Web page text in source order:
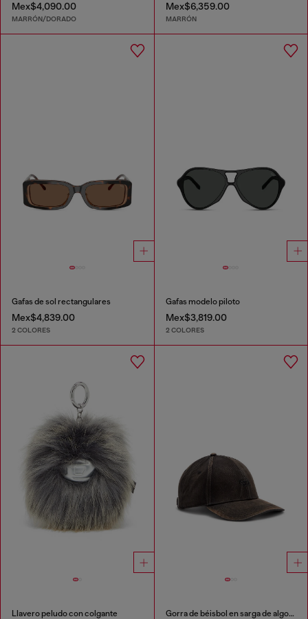
Mex$4,090.00
MARRÓN/DORADO
Mex$6,359.00
MARRÓN
Gafas de sol rectangulares
Mex$4,839.00
2 COLORES
Gafas modelo piloto
Mex$3,819.00
2 COLORES
Llavero peludo con colgante Gorra de béisbol en sarga de algodón lavada